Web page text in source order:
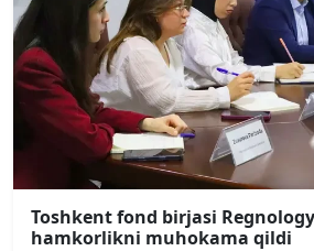
Toshkent fond birjasi
hamkorlikni muhokama qildi